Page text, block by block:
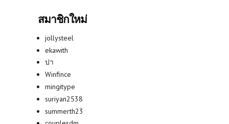
สมาชิกใหม่
jollysteel
ekawith
ปา
Winfince
mingitype
suriyan2538
summerth23